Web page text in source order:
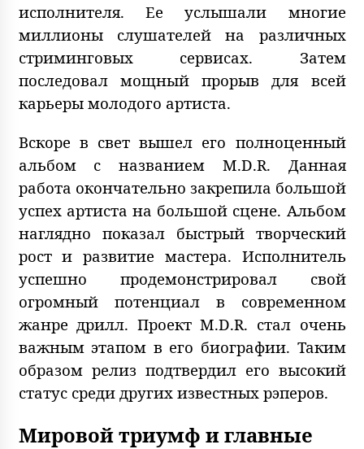
исполнителя. Ее услышали многие
миллионы слушателей на различных
стриминговых сервисах. Затем
последовал мощный прорыв для всей
карьеры молодого артиста.
Вскоре в свет вышел его полноценный
альбом с названием M.D.R. Данная
работа окончательно закрепила большой
успех артиста на большой сцене. Альбом
наглядно показал быстрый творческий
рост и развитие мастера. Исполнитель
успешно продемонстрировал свой
огромный потенциал в современном
жанре дрилл. Проект M.D.R. стал очень
важным этапом в его биографии. Таким
образом релиз подтвердил его высокий
статус среди других известных рэперов.
Мировой триумф и главные